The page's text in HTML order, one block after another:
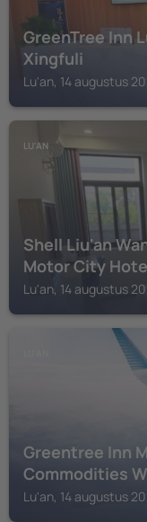
GreenTree Inn
Xingfuli
Lu'an, 14 augustus
LU'AN
Shell Liu'an
Motor City
Lu'an, 14 augustus
Greentree Inn
Commodities
Lu'an, 14 augustus